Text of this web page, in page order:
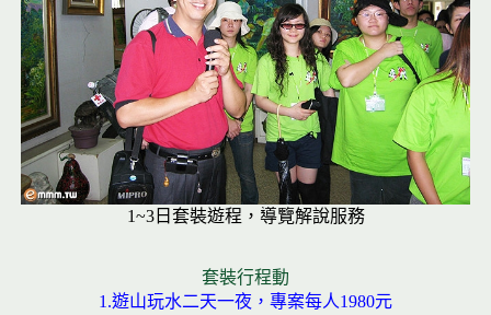
1~3日套裝遊程，導覽解說服務
套裝行程動
1.遊山玩水二天一夜，專案每人1980元